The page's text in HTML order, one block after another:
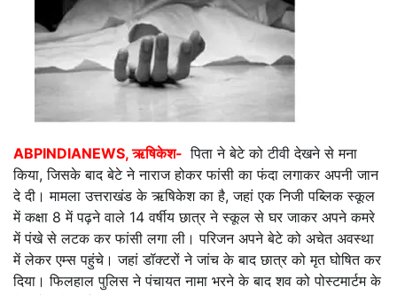
ABPINDIANEWS, ऋषिकेश- पिता ने बेटे को टीवी देखने से मना
किया, जिसके बाद बेटे ने नाराज होकर फांसी का फंदा लगाकर अपनी जान
दे दी। मामला उत्तराखंड के ऋषिकेश का है, जहां एक निजी पब्लिक स्कूल
में कक्षा 8 में पढ़ने वाले 14 वर्षीय छात्र ने स्कूल से घर जाकर अपने कमरे
में पंखे से लटक कर फांसी लगा ली। परिजन अपने बेटे को अचेत अवस्था
में लेकर एम्स पहुंचे। जहां डॉक्टरों ने जांच के बाद छात्र को मृत घोषित कर
दिया। फिलहाल पुलिस ने पंचायत नामा भरने के बाद शव को पोस्टमार्टम के